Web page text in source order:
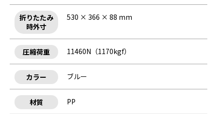
折りたたみ
時外寸
530 × 366 × 88 mm
圧縮荷重 11460N（1170kgf）
カラー ブルー
材質 PP